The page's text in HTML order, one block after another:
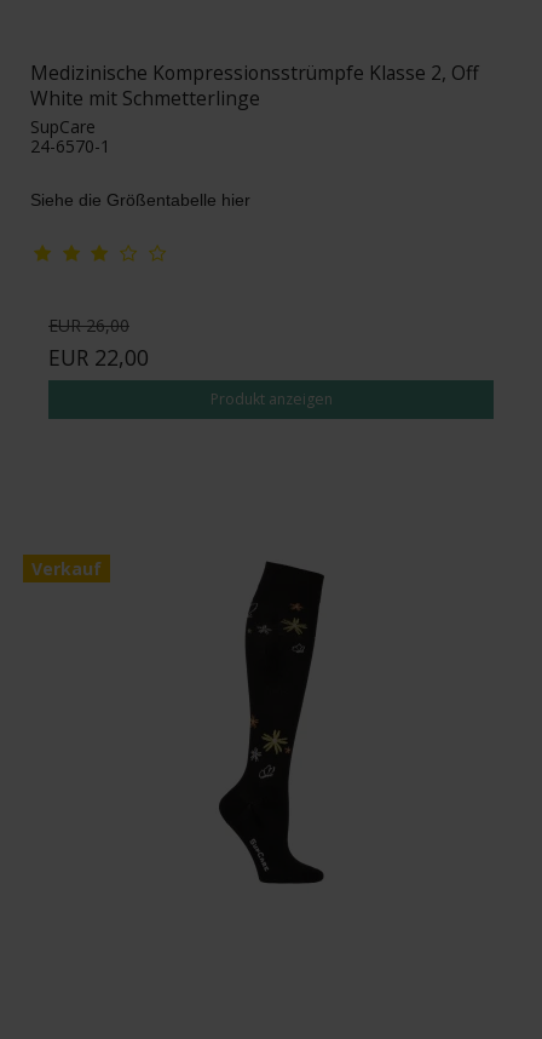
Medizinische Kompressionsstrümpfe Klasse 2, Off
White mit Schmetterlinge
SupCare
24-6570-1
Siehe die Größentabelle hier
EUR 26,00
EUR 22,00
Produkt anzeigen
Verkauf